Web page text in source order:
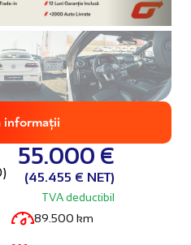
informații
55.000 €
(45.455 € NET)
TVA deductibil
89.500 km